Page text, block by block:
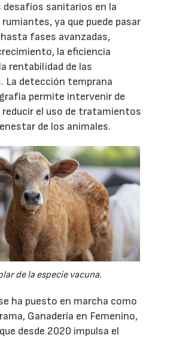
desafíos sanitarios en la
ya que puede pasar
fases avanzadas,
la eficiencia
rentabilidad de las
La detección temprana
permite intervenir de
el uso de tratamientos
de los animales.
de la especie vacuna.
ha puesto en marcha como
Ganadería en Femenino,
desde 2020 impulsa el